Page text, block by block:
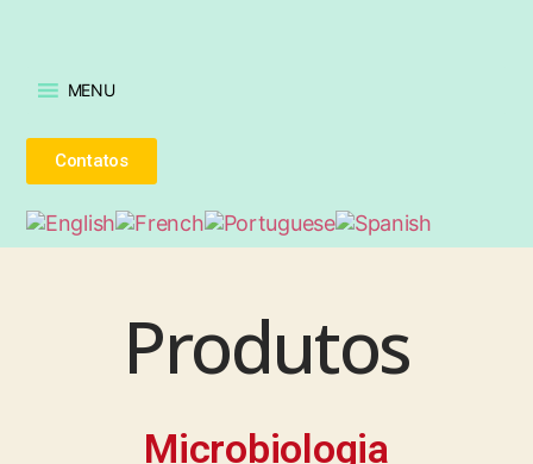
MENU
Contatos
Produtos
Microbiologia